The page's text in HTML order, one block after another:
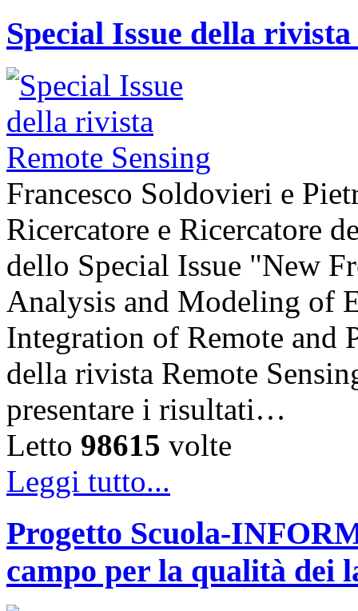
Special Issue della rivista
Francesco Soldovieri e
Ricercatore e Ricercatore
dello Special Issue "New
Analysis and Modeling of
Integration of Remote and
della rivista Remote
presentare i risultati…
Letto 98615 volte
Leggi tutto...
Progetto Scuola-
campo per la qualità dei